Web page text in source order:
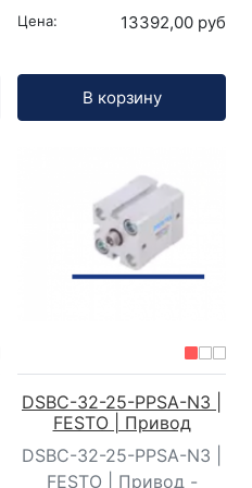
Цена: 13392,00 руб
В корзину
DSBC-32-25-PPSA-N3 |
FESTO | Привод
DSBC-32-25-PPSA-N3 |
FESTO | Привод -